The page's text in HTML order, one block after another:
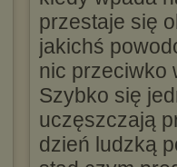
przestaje się
jakichś
nic przeciwko
Szybko się
uczęszczają
dzień ludzką